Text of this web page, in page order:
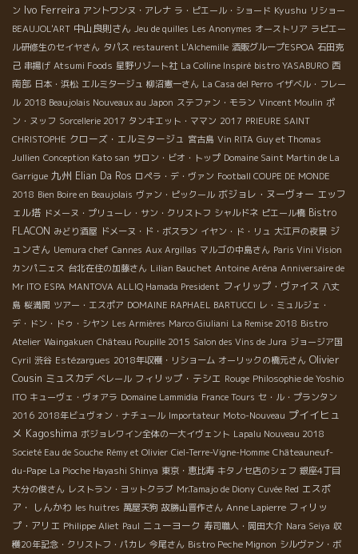
ン Ivo Ferreira アントワンヌ・アレナ ラ・ピエール・ショード Kyushu リショー
BEAUJOL'ART 中山良則さん Jeu de quilles Les Anonymes オーストリア ラピエー
ル研修生のセイヤさん タパス restaurent L'Alchemille 酒販グループESPOA 石田克
己 串揚げ Atsumi Foods 星野リゾート社 La Colline Inspiré bistro YASABURO 西
南部 日本・浜松 エルミタージュ 柳沼憲一さん La Casa del Perro イザベル・フレー
ル 2018 Beaujolais Nouveaux au Japon ステファン・モラン Vincent Moulin ポ
ン・ヌッフ Sorcellerie 2017 タンキエット・ママン 2017 PRIEURE SAINT
CHRISTOPHE クローズ・エルミタージュ 宮古島 Vin RITA Guy et Thomas
Jullien Conception Kato san サロン・ビオ・トップ Domaine Saint Martin de La
Garrigue 九州 Elian Da Ros ロペラ・デ・ヴァン Football COUPE DE MONDE
2018 Bien Boire en Beaujolais ヴァン・ピックール ボジョレ・ヌーヴォー エッフ
ェル塔 ドメーヌ・プリューレ・サン・クリストフ シャルドネ ピエール橋 Bistro
FLACON みどり酒屋 ドメーヌ・ド・ボスラン イヤン・ド・リュ 大江戸の夜景 ジ
ュンさん Uemura chef Cannes Aux Argillas マルゴの中島さん Paris Vini Vision
カンパニェス 台北在住の加藤さん Lilian Bauchet Antoine Aréna Anniversaire de
Mr ITO ESPA MANTOVA ALLIQ Hamada President フィリップ・ヴァイス 八丈
島 桜満開 ツアー・エスポア DOMAINE RAPHAEL BARTUCCI レ・ミュルジェ・
デ・ドン・ドゥ・シヤン Les Armières Marco Giuliani La Remise 2018 Bistro
Atelier Waingakuen Château Poupille 2015 Salon des Vins de Jura ジョージア国
Cyril 渋谷 Estézargues 2018年収穫・リショーム オーリックの橋元さん Olivier
Cousin ミュスカデ ベレール フィリップ・テシエ Rouge Philosophie de Yoshio
ITO キューヴェ・ヴォアラ Domaine Lammidia France Tours セ・ル・プランタン
2016 2018年ビュヴォン・ナチュール Importateur Moto-Nouveau プイイヒュ
メ Kagoshima ボジョレワイン全体の一大イヴェント Lapalu Nouveau 2018
Societé Eau de Souche Rémy et Olivier Ciel-Terre-Vigne-Homme Châteauneuf-
du-Pape La Pioche Hayashi Shinya 東京・恵比寿 キタノセ店のシェフ 銀座4丁目
大分の俊さん レストラン・ヨットクラブ Mr.Tamajo de Diony Cuvée Red エスポ
ア・ しんかわ les huitres 萬屋天狗 故勝山晋作さん Anne Lapierre フィリッ
プ・アリエ Philippe Aliet Paul ニューヨーク 寿司職人・岡田大介 Nara Seiya 収
穫20年記念・クリストフ・パカレ 今尾さん Bistro Peche Mignon シルヴァン・ボ